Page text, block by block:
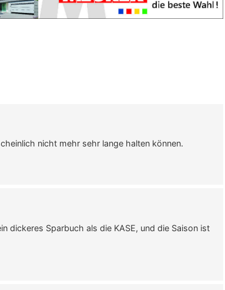
nicht mehr sehr lange halten können.
dickeres Sparbuch als die KASE, und die Saison ist